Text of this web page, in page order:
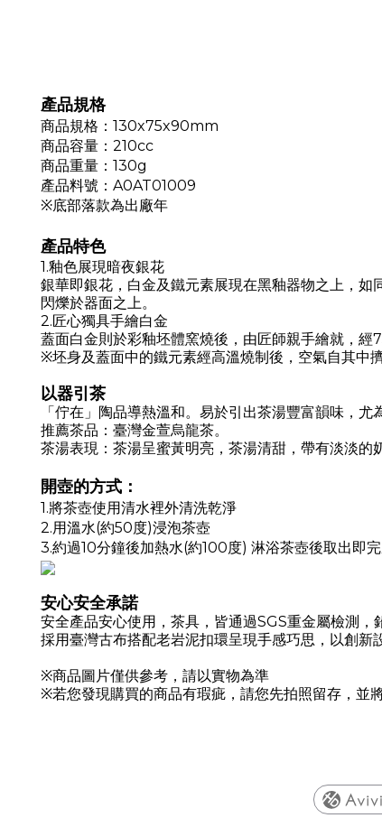
產品規格
商品規格：130x75x90mm
商品容量：210cc
商品重量：130g
產品料號：A0AT01009
※底部落款為出廠年
產品特色
1.釉色展現暗夜銀花
銀華即銀花，白金及鐵元素展現在黑釉器物之上，
閃爍於器面之上。
2.匠心獨具手繪白金
蓋面白金則於彩釉坯體窯燒後，由匠師親手繪就，經
※坯身及蓋面中的鐵元素經高溫燒制後，空氣自其中
以器引茶
「佇在」陶品導熱溫和。易於引出茶湯豐富韻味，尤
推薦茶品：臺灣金萱烏龍茶。
茶湯表現：茶湯呈蜜黃明亮，茶湯清甜，帶有淡淡的
開壺的方式：
1.將茶壺使用清水裡外清洗乾淨
2.用溫水(約50度)浸泡茶壺
3.約過10分鐘後加熱水(約100度) 淋浴茶壺後取出即
安心安全承諾
安全產品安心使用，茶具，皆通過SGS重金屬檢測，
採用臺灣古布搭配老岩泥扣環呈現手感巧思，以創新
※商品圖片僅供參考，請以實物為準
※若您發現購買的商品有瑕疵，請您先拍照留存，並